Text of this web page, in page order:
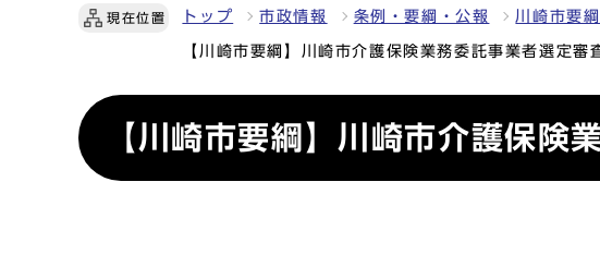
現在位置 トップ 市政情報 条例・要綱・公報 川崎市要綱
【川崎市要綱】川崎市介護保険業務委託事業者選定審
【川崎市要綱】川崎市介護保険